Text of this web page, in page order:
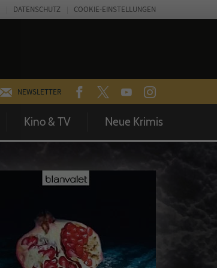
NEWSLETTER FACEBOOKTWITTERYOUTUBEINSTAGRAM
Kino & TV Neue Krimis
DATENSCHUTZ COOKIE-EINSTELLUNGEN